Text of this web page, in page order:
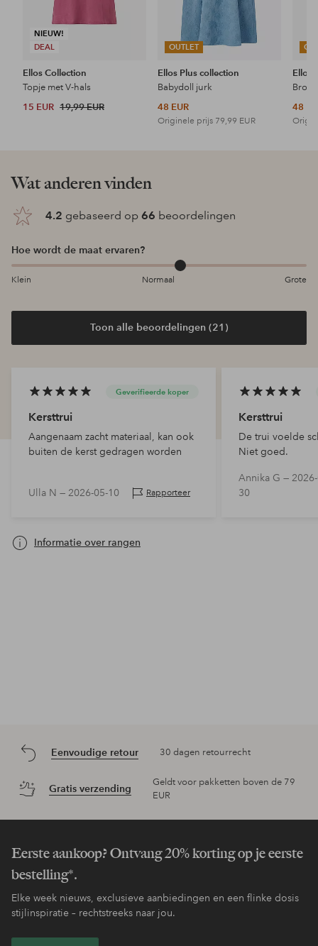
NIEUW!
DEAL
Ellos Collection
Topje met V-hals
15 EUR 19,99 EUR
OUTLET
Ellos Plus collection
Babydoll jurk
48 EUR
Originele prijs 79,99 EUR
Ellos
48
Wat anderen vinden
4.2 gebaseerd op 66 beoordelingen
Hoe wordt de maat ervaren?
Klein Normaal Grote
Toon alle beoordelingen (21)
Geverifieerde koper
Kersttrui
Aangenaam zacht materiaal, kan ook
buiten de kerst gedragen worden
Ulla N — 2026-05-10 Rapporteer
Kersttrui
De trui voelde
Niet goed.
Annika G —
30
Informatie over rangen
Eenvoudige retour 30 dagen retourrecht
Gratis verzending
Geldt voor pakketten boven de 79
EUR
Eerste aankoop? Ontvang 20% korting op je eerste
bestelling*.
Elke week nieuws, exclusieve aanbiedingen en een flinke dosis
stijlinspiratie – rechtstreeks naar jou.